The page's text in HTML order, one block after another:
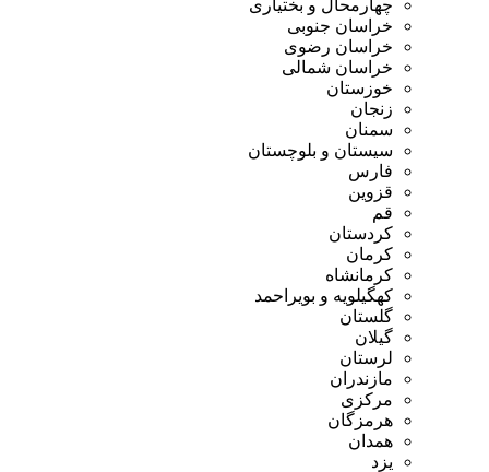
چهارمحال و بختیاری
خراسان جنوبی
خراسان رضوی
خراسان شمالی
خوزستان
زنجان
سمنان
سیستان و بلوچستان
فارس
قزوین
قم
کردستان
کرمان
کرمانشاه
کهگیلویه و بویراحمد
گلستان
گیلان
لرستان
مازندران
مرکزی
هرمزگان
همدان
یزد